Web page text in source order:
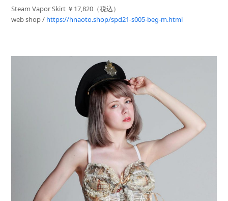
Steam Vapor Skirt ￥17,820（税込）
web shop / https://hnaoto.shop/spd21-s005-beg-m.html